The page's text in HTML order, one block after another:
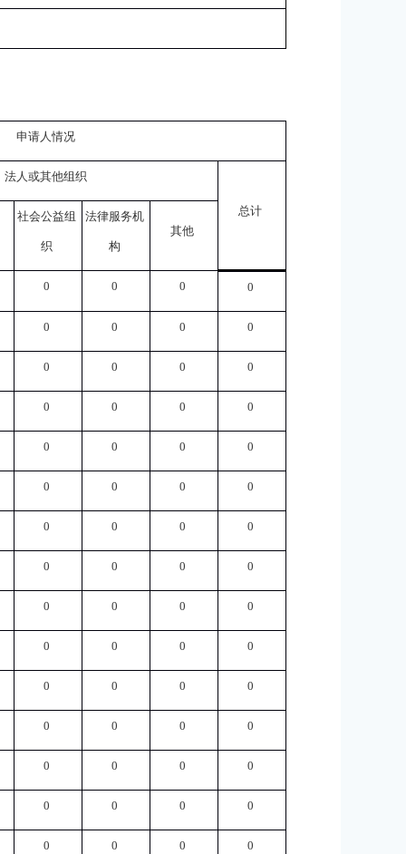
申请人情况
法人或其他组织
总计
社会公益组
织
法律服务机
构
其他
0 0 0 0
0 0 0 0
0 0 0 0
0 0 0 0
0 0 0 0
0 0 0 0
0 0 0 0
0 0 0 0
0 0 0 0
0 0 0 0
0 0 0 0
0 0 0 0
0 0 0 0
0 0 0 0
0 0 0 0